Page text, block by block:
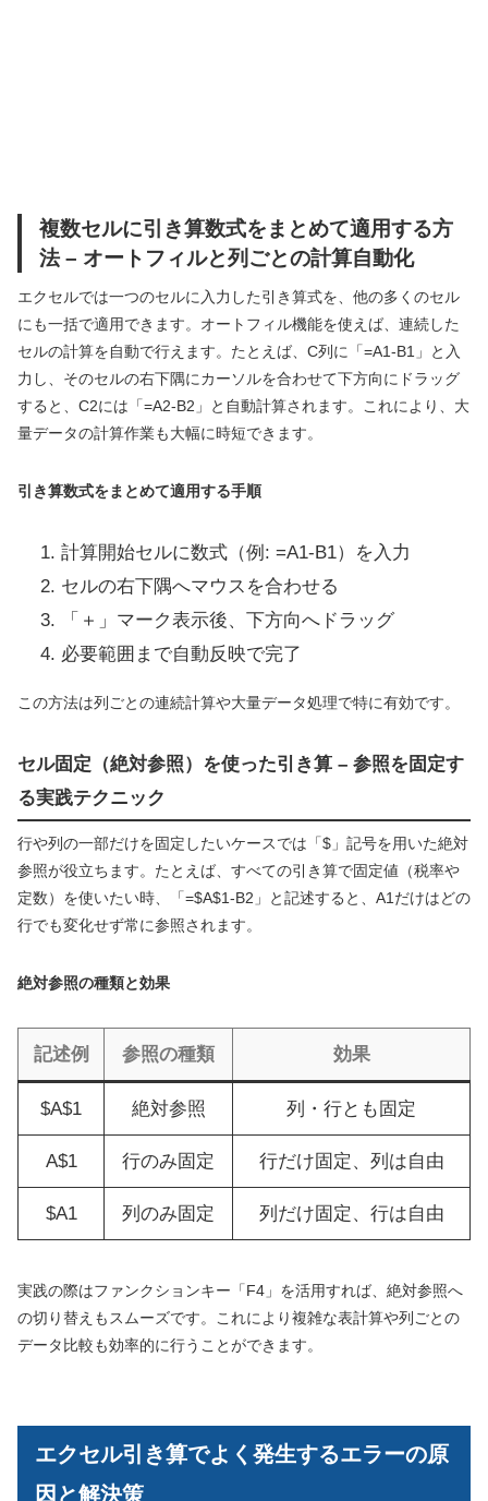
複数セルに引き算数式をまとめて適用する方
法 – オートフィルと列ごとの計算自動化
エクセルでは一つのセルに入力した引き算式を、他の多くのセル
にも一括で適用できます。オートフィル機能を使えば、連続した
セルの計算を自動で行えます。たとえば、C列に「=A1-B1」と入
力し、そのセルの右下隅にカーソルを合わせて下方向にドラッグ
すると、C2には「=A2-B2」と自動計算されます。これにより、大
量データの計算作業も大幅に時短できます。
引き算数式をまとめて適用する手順
計算開始セルに数式（例: =A1-B1）を入力
セルの右下隅へマウスを合わせる
「＋」マーク表示後、下方向へドラッグ
必要範囲まで自動反映で完了
この方法は列ごとの連続計算や大量データ処理で特に有効です。
セル固定（絶対参照）を使った引き算 – 参照を固定す
る実践テクニック
行や列の一部だけを固定したいケースでは「$」記号を用いた絶対
参照が役立ちます。たとえば、すべての引き算で固定値（税率や
定数）を使いたい時、「=$A$1-B2」と記述すると、A1だけはどの
行でも変化せず常に参照されます。
絶対参照の種類と効果
記述例 参照の種類 効果
$A$1 絶対参照 列・行とも固定
A$1 行のみ固定 行だけ固定、列は自由
$A1 列のみ固定 列だけ固定、行は自由
実践の際はファンクションキー「F4」を活用すれば、絶対参照へ
の切り替えもスムーズです。これにより複雑な表計算や列ごとの
データ比較も効率的に行うことができます。
エクセル引き算でよく発生するエラーの原
因と解決策